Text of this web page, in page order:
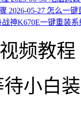
2026-05-27 怎么一键
战神K670E一键重装
频教程
待小白